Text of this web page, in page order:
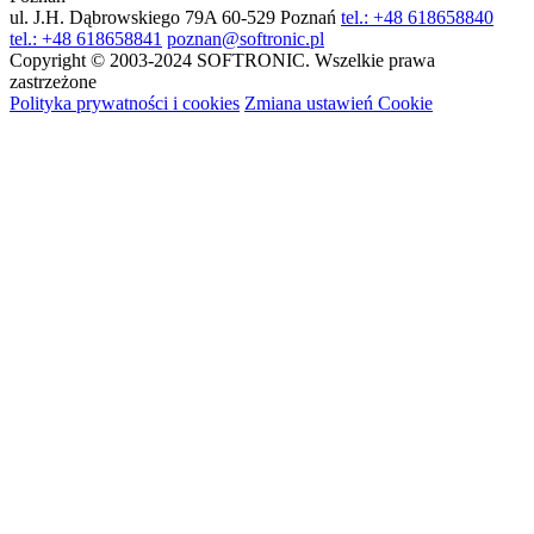
ul. J.H. Dąbrowskiego 79A 60-529 Poznań tel.: +48 618658840
tel.: +48 618658841 poznan@softronic.pl
Copyright © 2003-2024 SOFTRONIC. Wszelkie prawa
zastrzeżone
Polityka prywatności i cookies Zmiana ustawień Cookie